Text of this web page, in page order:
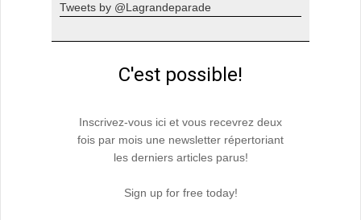
Tweets by @Lagrandeparade
C'est possible!
Inscrivez-vous ici et vous recevrez deux
fois par mois une newsletter répertoriant
les derniers articles parus!
Sign up for free today!